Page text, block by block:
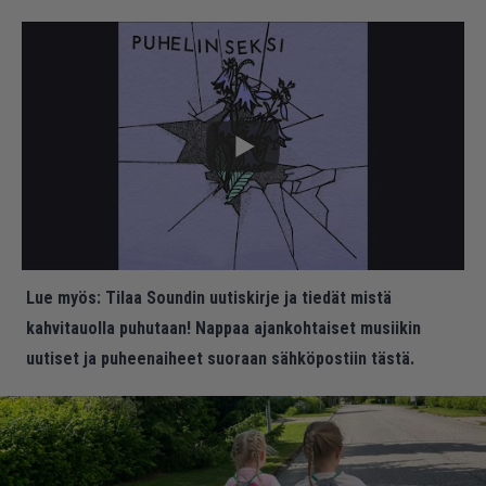
Lue myös: Tilaa Soundin uutiskirje ja tiedät mistä
kahvitauolla puhutaan! Nappaa ajankohtaiset musiikin
uutiset ja puheenaiheet suoraan sähköpostiin tästä.